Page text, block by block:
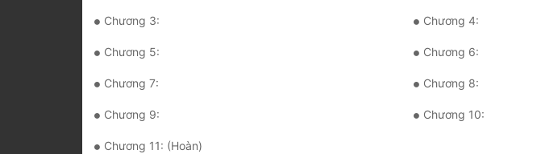
Chương 3: Chương 4:
Chương 5: Chương 6:
Chương 7: Chương 8:
Chương 9: Chương 10:
Chương 11: (Hoàn)